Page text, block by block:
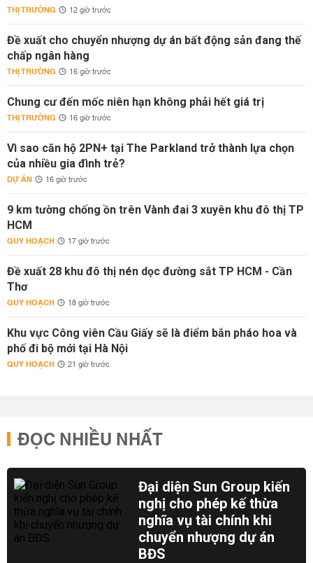
THỊ TRƯỜNG 12 giờ trước
Đề xuất cho chuyển nhượng dự án bất động sản đang thế
chấp ngân hàng
THỊ TRƯỜNG 16 giờ trước
Chung cư đến mốc niên hạn không phải hết giá trị
THỊ TRƯỜNG 16 giờ trước
Vì sao căn hộ 2PN+ tại The Parkland trở thành lựa chọn
của nhiều gia đình trẻ?
DỰ ÁN 16 giờ trước
9 km tường chống ồn trên Vành đai 3 xuyên khu đô thị TP
HCM
QUY HOẠCH 17 giờ trước
Đề xuất 28 khu đô thị nén dọc đường sắt TP HCM - Cần
Thơ
QUY HOẠCH 18 giờ trước
Khu vực Công viên Cầu Giấy sẽ là điểm bắn pháo hoa và
phố đi bộ mới tại Hà Nội
QUY HOẠCH 21 giờ trước
ĐỌC NHIỀU NHẤT
Đại diện Sun Group kiến
nghị cho phép kế thừa
nghĩa vụ tài chính khi
chuyển nhượng dự án
BĐS